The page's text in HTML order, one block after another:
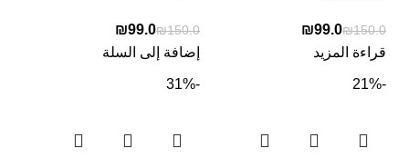
₪150.0
₪99.0
قراءة المزيد
₪150.0
₪99.0
إضافة إلى السلة
-21%
-31%